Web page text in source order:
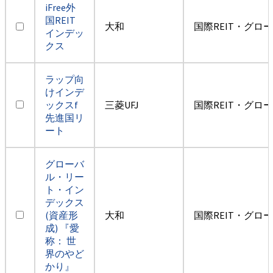
iFree外
国REIT
インデッ
クス
大和 国際REIT・グロ
ラップ向
けインデ
ックスf
先進国リ
ート
三菱UFJ 国際REIT・グロ
グローバ
ル・リー
ト・イン
デックス
(資産形
成) 『愛
称： 世
界のやど
かり』
大和 国際REIT・グロ